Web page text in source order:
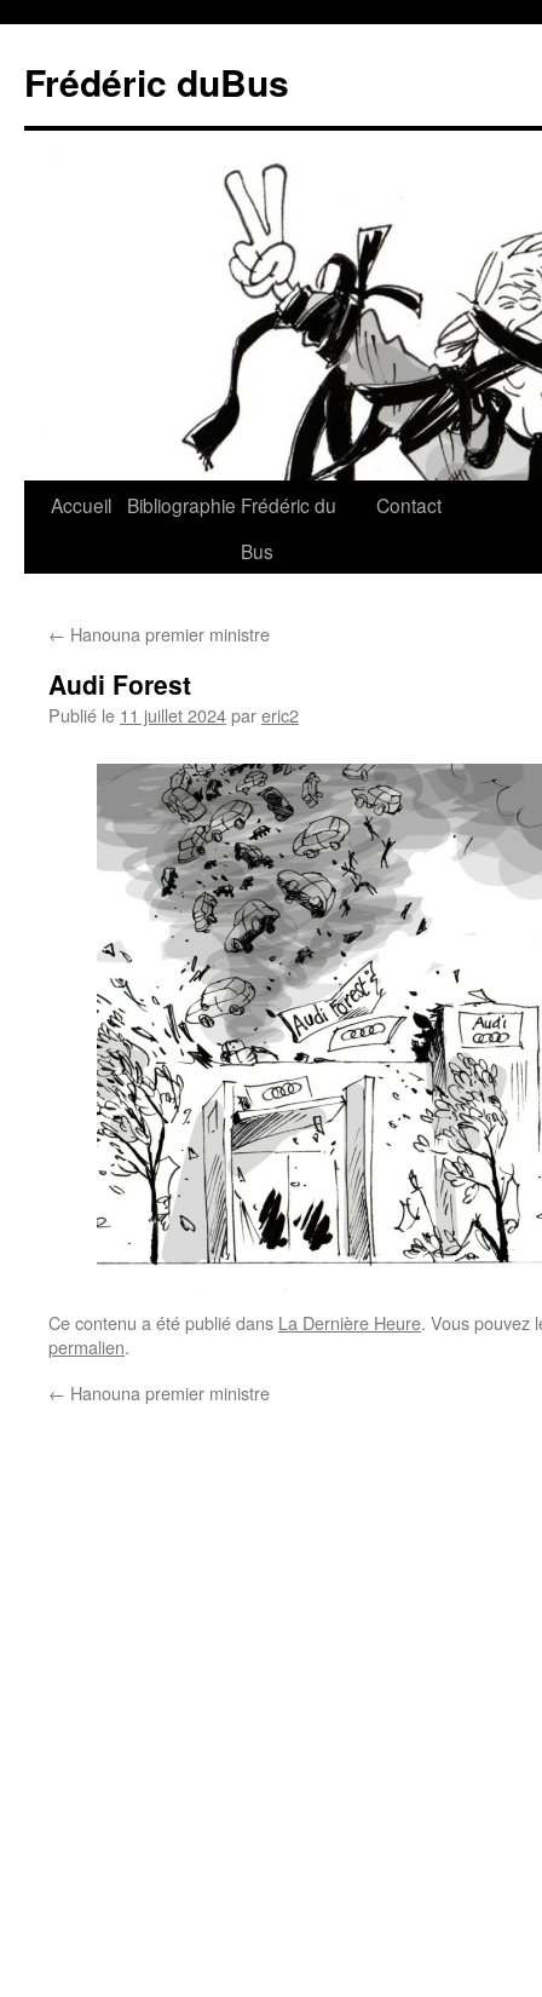
Frédéric duBus
Accueil Bibliographie Frédéric du
Bus
Contact
← Hanouna premier ministre
Audi Forest
Publié le 11 juillet 2024pareric2
Ce contenu a été publié dans La Dernière Heure. Vous pouvez
permalien.
← Hanouna premier ministre